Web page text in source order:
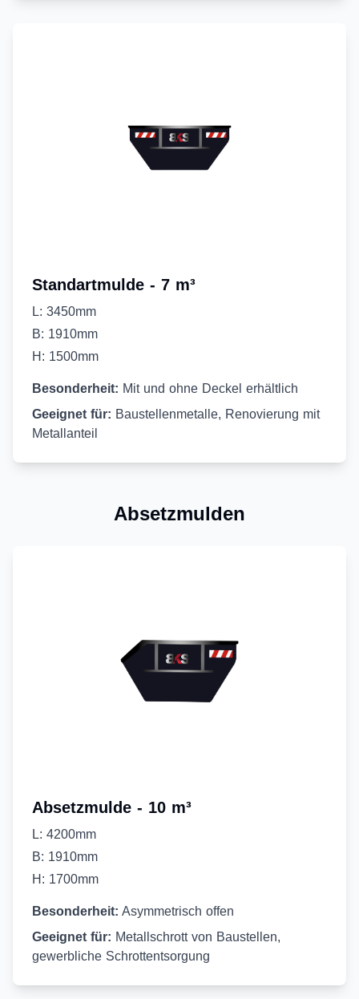
Standartmulde - 7 m³
L: 3450mm
B: 1910mm
H: 1500mm
Besonderheit: Mit und ohne Deckel erhältlich
Geeignet für: Baustellenmetalle, Renovierung mit
Metallanteil
Absetzmulden
Absetzmulde - 10 m³
L: 4200mm
B: 1910mm
H: 1700mm
Besonderheit: Asymmetrisch offen
Geeignet für: Metallschrott von Baustellen,
gewerbliche Schrottentsorgung